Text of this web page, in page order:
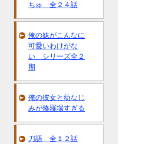
ちゅ 全２４話
俺の妹がこんなに
可愛いわけがな
い シリーズ全２
期
俺の彼女と幼なじ
みが修羅場すぎる
刀語 全１２話